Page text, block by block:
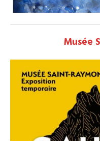
Musée